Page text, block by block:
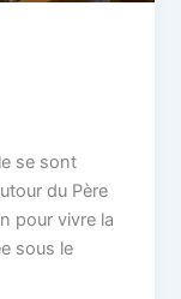
se sont
du Père
pour vivre la
sous le